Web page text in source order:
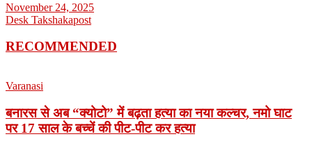
November 24, 2025
Desk Takshakapost
RECOMMENDED
Varanasi
बनारस से अब “क्योटो” में बढ़ता हत्या का नया कल्चर, नमो घाट
पर 17 साल के बच्चें की पीट-पीट कर हत्या